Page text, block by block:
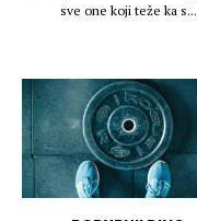
sve one koji teže ka s...